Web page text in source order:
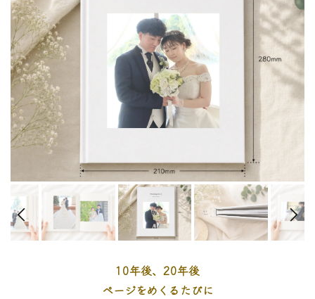
10年後、20年後
ページをめくるたびに